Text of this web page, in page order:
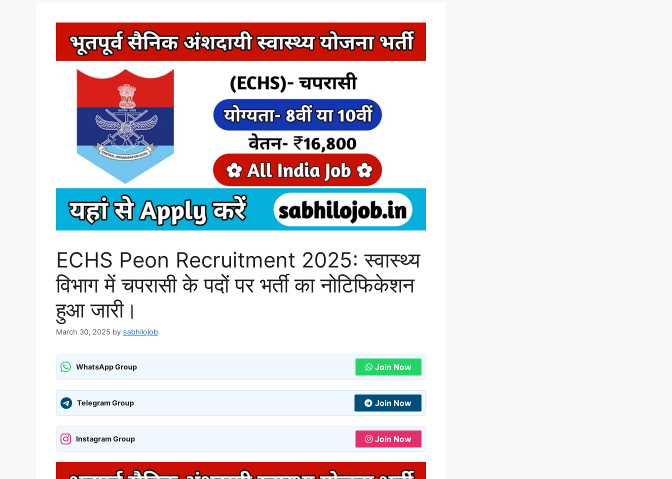
ECHS Peon Recruitment 2025: स्वास्थ्य
विभाग में चपरासी के पदों पर भर्ती का नोटिफिकेशन
हुआ जारी।
March 30, 2025 by sabhilojob
WhatsApp Group Join Now
Telegram Group Join Now
Instagram Group Join Now